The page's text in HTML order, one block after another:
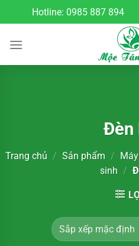
đến
dung
Hotline: 0985 887 894
Đèn
Trang chủ / Sản phẩm /
sinh /